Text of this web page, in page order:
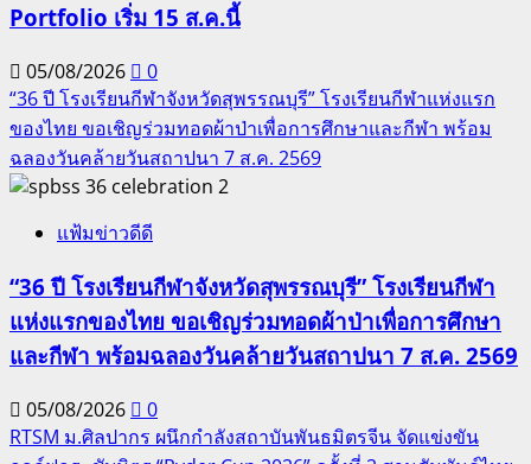
Portfolio เริ่ม 15 ส.ค.นี้
05/08/2026
0
“36 ปี โรงเรียนกีฬาจังหวัดสุพรรณบุรี” โรงเรียนกีฬาแห่งแรก
ของไทย ขอเชิญร่วมทอดผ้าป่าเพื่อการศึกษาและกีฬา พร้อม
ฉลองวันคล้ายวันสถาปนา 7 ส.ค. 2569
2
แฟ้มข่าวดีดี
“36 ปี โรงเรียนกีฬาจังหวัดสุพรรณบุรี” โรงเรียนกีฬา
แห่งแรกของไทย ขอเชิญร่วมทอดผ้าป่าเพื่อการศึกษา
และกีฬา พร้อมฉลองวันคล้ายวันสถาปนา 7 ส.ค. 2569
05/08/2026
0
RTSM ม.ศิลปากร ผนึกกำลังสถาบันพันธมิตรจีน จัดแข่งขัน